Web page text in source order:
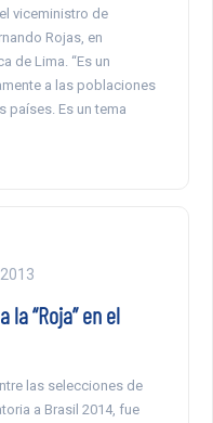
viceministro de
Rojas, en
de Lima. “Es un
a las poblaciones
países. Es un tema
“Roja” en el
las selecciones de
a Brasil 2014, fue